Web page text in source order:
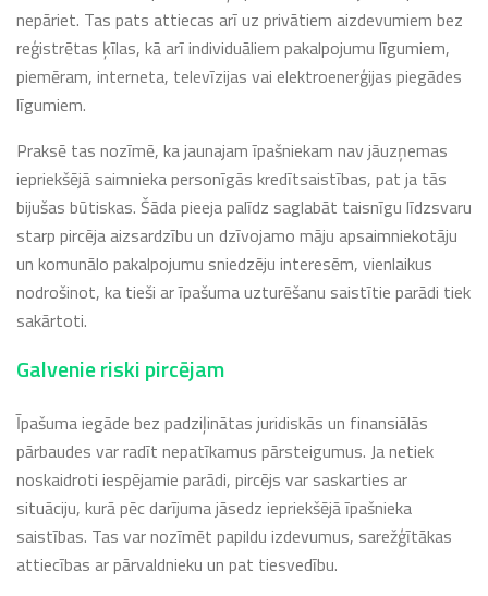
nepāriet. Tas pats attiecas arī uz privātiem aizdevumiem bez
reģistrētas ķīlas, kā arī individuāliem pakalpojumu līgumiem,
piemēram, interneta, televīzijas vai elektroenerģijas piegādes
līgumiem.
Praksē tas nozīmē, ka jaunajam īpašniekam nav jāuzņemas
iepriekšējā saimnieka personīgās kredītsaistības, pat ja tās
bijušas būtiskas. Šāda pieeja palīdz saglabāt taisnīgu līdzsvaru
starp pircēja aizsardzību un dzīvojamo māju apsaimniekotāju
un komunālo pakalpojumu sniedzēju interesēm, vienlaikus
nodrošinot, ka tieši ar īpašuma uzturēšanu saistītie parādi tiek
sakārtoti.
Galvenie riski pircējam
Īpašuma iegāde bez padziļinātas juridiskās un finansiālās
pārbaudes var radīt nepatīkamus pārsteigumus. Ja netiek
noskaidroti iespējamie parādi, pircējs var saskarties ar
situāciju, kurā pēc darījuma jāsedz iepriekšējā īpašnieka
saistības. Tas var nozīmēt papildu izdevumus, sarežģītākas
attiecības ar pārvaldnieku un pat tiesvedību.